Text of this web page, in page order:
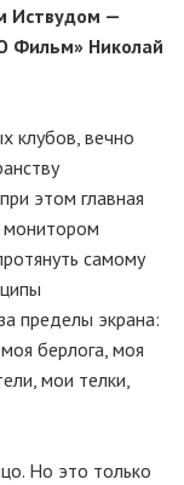
Иствудом —
Фильм» Николай
клубов, вечно
этом главная
монитором
самому
пределы экрана:
берлога, моя
мои телки,
Но это только